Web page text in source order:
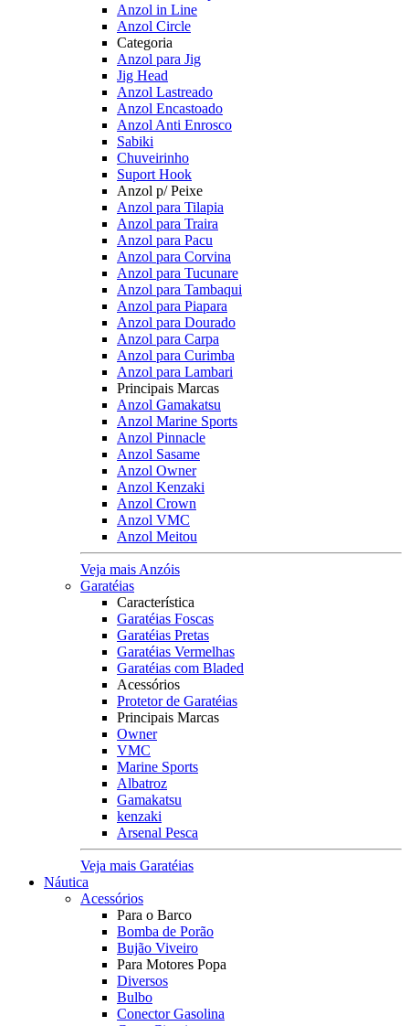
Anzol in Line
Anzol Circle
Categoria
Anzol para Jig
Jig Head
Anzol Lastreado
Anzol Encastoado
Anzol Anti Enrosco
Sabiki
Chuveirinho
Suport Hook
Anzol p/ Peixe
Anzol para Tilapia
Anzol para Traira
Anzol para Pacu
Anzol para Corvina
Anzol para Tucunare
Anzol para Tambaqui
Anzol para Piapara
Anzol para Dourado
Anzol para Carpa
Anzol para Curimba
Anzol para Lambari
Principais Marcas
Anzol Gamakatsu
Anzol Marine Sports
Anzol Pinnacle
Anzol Sasame
Anzol Owner
Anzol Kenzaki
Anzol Crown
Anzol VMC
Anzol Meitou
Veja mais Anzóis
Garatéias
Característica
Garatéias Foscas
Garatéias Pretas
Garatéias Vermelhas
Garatéias com Bladed
Acessórios
Protetor de Garatéias
Principais Marcas
Owner
VMC
Marine Sports
Albatroz
Gamakatsu
kenzaki
Arsenal Pesca
Veja mais Garatéias
Náutica
Acessórios
Para o Barco
Bomba de Porão
Bujão Viveiro
Para Motores Popa
Diversos
Bulbo
Conector Gasolina